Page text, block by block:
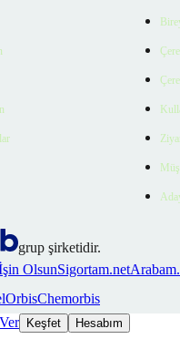
grup şirketidir.
OlsunSigortam.net
Chemorbis
Keşfet Hesabım